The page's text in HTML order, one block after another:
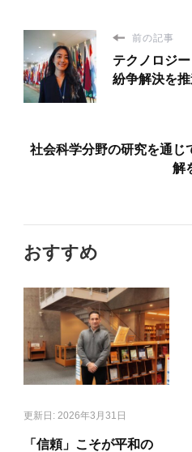
前の記事
テクノロジ
紛争解決を
社会科学分野の研究を通じ
解
おすすめ
更新日: 2026年3月31日
「信頼」こそが平和の